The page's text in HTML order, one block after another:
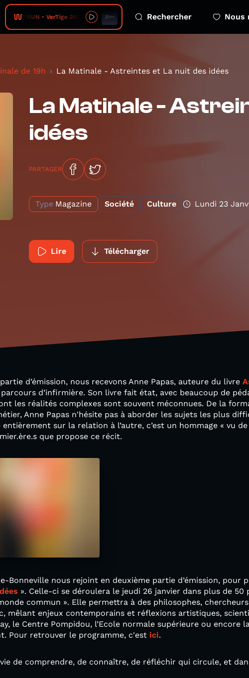
PRUN • VerTige 2026 08 06 - 4 eco emotions Rechercher Nous
de 19h La Matinale - Astreintes et La nuit des idées
La Matinale -
idées
PARTAGER
Type Magazine Société Culture Lundi 23
Lire Télécharger
d’émission, nous recevons Anne Papas, auteure du livre
d’infirmière. Son livre fait état, avec beaucoup de
les réalités complexes sont souvent méconnues. De la
Anne Papas n'hésite pas à aborder les sujets les plus
sur la relation à l’autre, c’est un hommage « vu
que propose ce récit.
Bonneville nous rejoint en deuxième partie d’émission, pour
». Celle-ci se déroulera le jeudi 26 janvier dans plus de 50
commun ». Elle permettra à des philosophes,
mêlant enjeux contemporains et réflexions artistiques,
le Centre Pompidou, l’Ecole normale supérieure ou
Pour retrouver le programme, c'est ici.
de comprendre, de connaître, de réfléchir qui circule, et